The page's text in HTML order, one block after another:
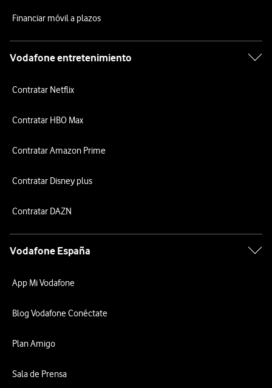
Financiar móvil a plazos
Vodafone entretenimiento
Contratar Netflix
Contratar HBO Max
Contratar Amazon Prime
Contratar Disney plus
Contratar DAZN
Vodafone España
App Mi Vodafone
Blog Vodafone Conéctate
Plan Amigo
Sala de Prensa